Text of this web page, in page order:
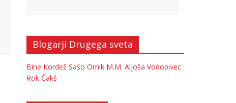
Blogarji Drugega sveta
Bine Kordež Sašo Ornik M.M. Aljoša Vodopivec
Rok Čakš